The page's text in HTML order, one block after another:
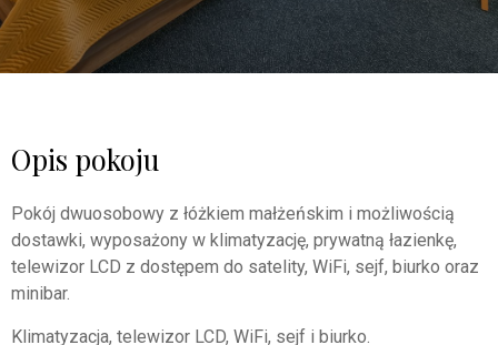
Opis pokoju
Pokój dwuosobowy z łóżkiem małżeńskim i możliwością
dostawki, wyposażony w klimatyzację, prywatną łazienkę,
telewizor LCD z dostępem do satelity, WiFi, sejf, biurko oraz
minibar.
Klimatyzacja, telewizor LCD, WiFi, sejf i biurko.